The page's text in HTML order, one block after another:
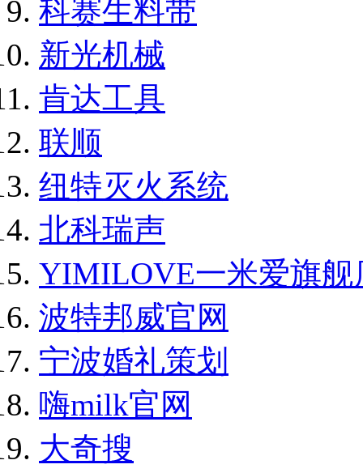
科赛生料带
新光机械
肯达工具
联顺
纽特灭火系统
北科瑞声
YIMILOVE一米爱旗舰
波特邦威官网
宁波婚礼策划
嗨milk官网
大奇搜